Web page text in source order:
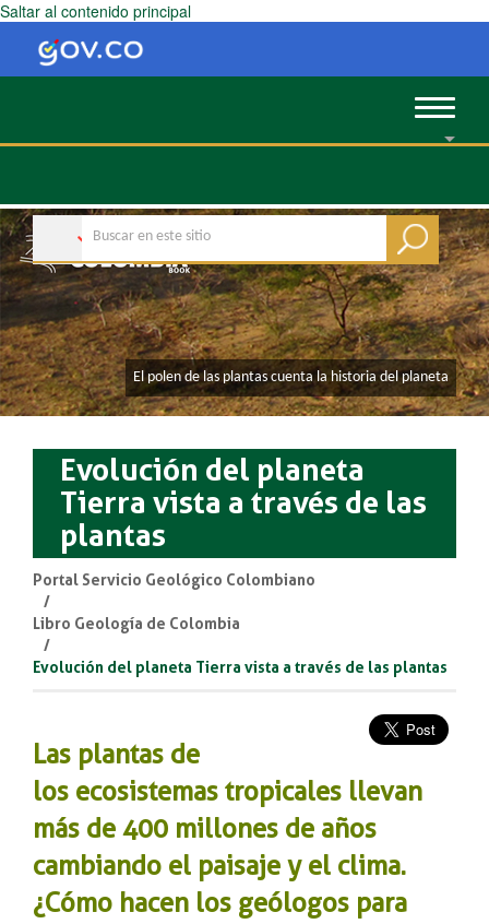
Saltar al contenido principal
Toggle
​El polen de las plantas cuenta la historia del planeta
Evolución del planeta
Tierra vista a través de las
plantas
Portal Servicio Geológico Colombiano
Libro Geología de Colombia
Evolución del planeta Tierra vista a través de las plantas
Las plantas de
los ecosistemas tropicales llevan
más de 400 millones de años
cambiando el paisaje y el clima.
¿Cómo hacen los geólogos para